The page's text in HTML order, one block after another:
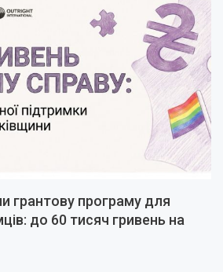
грантову програму для
до 60 тисяч гривень на